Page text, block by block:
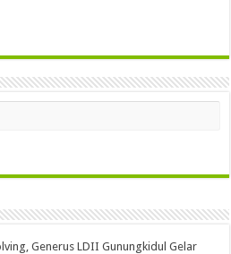
Generus LDII Gunungkidul Gelar